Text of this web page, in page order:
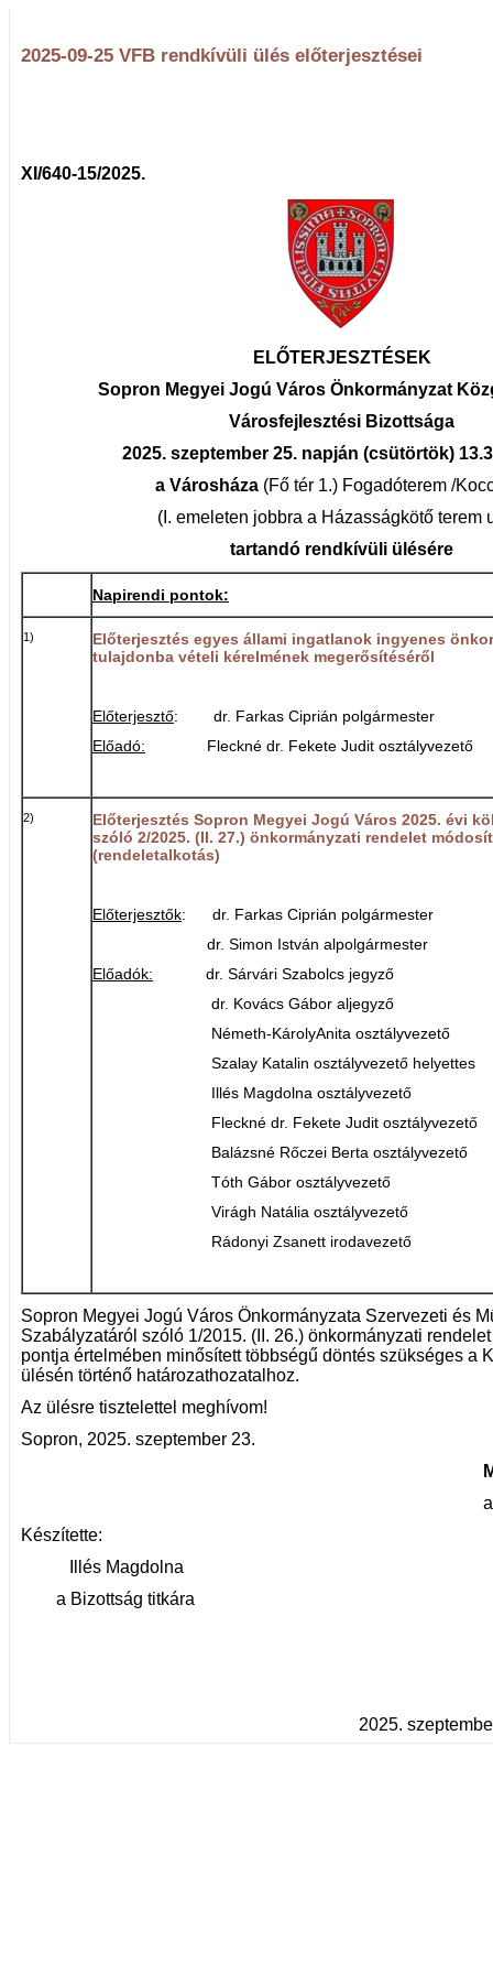
2025-09-25 VFB rendkívüli ülés előterjesztései
XI/640-15/2025.
ELŐTERJESZTÉSEK
Sopron Megyei Jogú Város Önkormányzat
Városfejlesztési Bizottsága
2025. szeptember 25. napján (csütörtök)
a Városháza (Fő tér 1.) Fogadóterem /
(I. emeleten jobbra a Házasságkötő terem
tartandó rendkívüli ülésére
Napirendi pontok:
1)
Előterjesztés egyes állami ingatlanok ingyenes
tulajdonba vételi kérelmének megerősítéséről
Előterjesztő: dr. Farkas Ciprián polgármester
Előadó: Fleckné dr. Fekete Judit osztályvezető
2)
Előterjesztés Sopron Megyei Jogú Város 2025. évi
szóló 2/2025. (II. 27.) önkormányzati rendelet
(rendeletalkotás)
Előterjesztők: dr. Farkas Ciprián polgármester
dr. Simon István alpolgármester
Előadók: dr. Sárvári Szabolcs jegyző
dr. Kovács Gábor aljegyző
Németh-KárolyAnita osztályvezető
Szalay Katalin osztályvezető helyettes
Illés Magdolna osztályvezető
Fleckné dr. Fekete Judit osztályvezető
Balázsné Rőczei Berta osztályvezető
Tóth Gábor osztályvezető
Virágh Natália osztályvezető
Rádonyi Zsanett irodavezető
Sopron Megyei Jogú Város Önkormányzata Szervezeti és
Szabályzatáról szóló 1/2015. (II. 26.) önkormányzati
pontja értelmében minősített többségű döntés szükséges a
ülésén történő határozathozatalhoz.
Az ülésre tisztelettel meghívom!
Sopron, 2025. szeptember 23.
a Bizottság
Készítette:
Illés Magdolna
a Bizottság titkára
2025.